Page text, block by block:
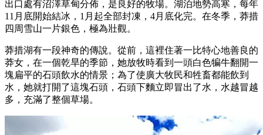
出口處有沼澤草甸分佈，是良好的牧場。湖泊地勢高寒，每年
11月底開始結冰，1月起全部封凍，4月底化完。在冬季，莽措
四周雪山一片銀色，極為壯觀。
莽措湖有一段神奇的傳說。從前，這裡住著一比特心地善良的
莽女，在一個乾旱的季節，她放牧時看到一頭白色犏牛翻開一
塊扁平的石頭飲水的情景；為了使廣大牧民和牲畜都能飲到
水，她就打開了這塊石頭，石頭下麵立即冒出了水，水越冒越
多，充滿了整個草場。